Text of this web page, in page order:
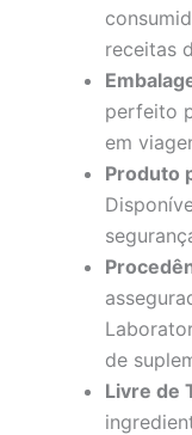
receitas
perfeito
em
Produto
de
Livre de